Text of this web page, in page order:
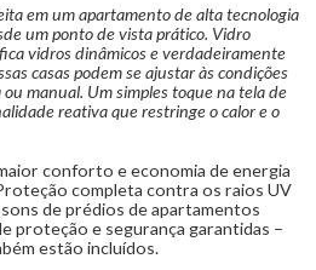
em um apartamento de alta tecnologia
um ponto de vista prático. Vidro
vidros dinâmicos e verdadeiramente
casas podem se ajustar às condições
manual. Um simples toque na tela de
reativa que restringe o calor e o
conforto e economia de energia
completa contra os raios UV
de prédios de apartamentos
proteção e segurança garantidas –
estão incluídos.